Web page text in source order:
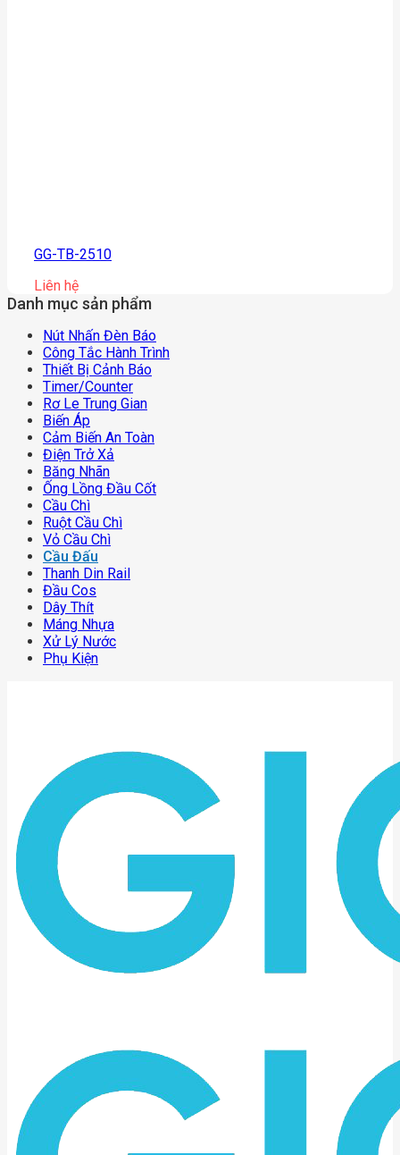
GG-TB-2510
Liên hệ
Danh mục sản phẩm
Nút Nhấn Đèn Báo
Công Tắc Hành Trình
Thiết Bị Cảnh Báo
Timer/counter
Rơ Le Trung Gian
Biến Áp
Cảm Biến An Toàn
Điện Trở Xả
Băng Nhãn
Ống Lồng Đầu Cốt
Cầu Chì
Ruột Cầu Chì
Vỏ Cầu Chì
Cầu Đấu
Thanh Din Rail
Đầu Cos
Dây Thít
Máng Nhựa
Xử Lý Nước
Phụ Kiện